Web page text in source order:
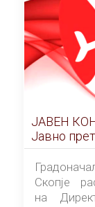
ЈАВЕН КОНКУРС за избор
Јавно претпријатие
Центар“ –
Скопје
на